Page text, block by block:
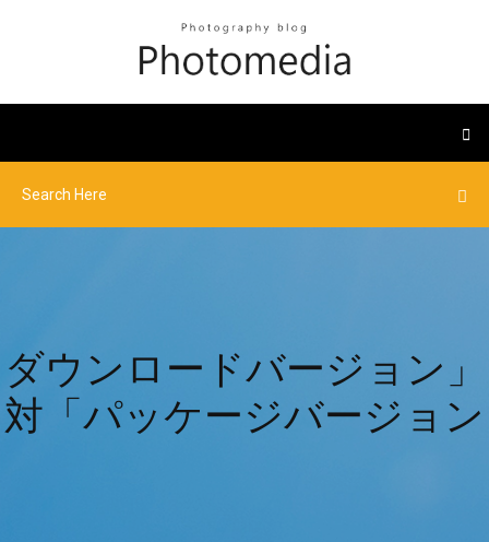
ダウンロードバージョン」
対「パッケージバージョン